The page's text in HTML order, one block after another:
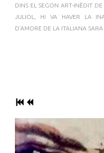
DINS EL SEGON ART-INÈDIT
JULIOL, HI VA HAVER LA
D'AMORE DE LA ITALIANA SARA